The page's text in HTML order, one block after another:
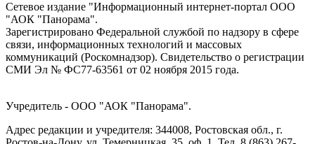
Сетевое издание "Информационный интернет-портал ООО
"АОК "Панорама".
Зарегистрировано Федеральной службой по надзору в сфере
связи, информационных технологий и массовых
коммуникаций (Роскомнадзор). Cвидетельство о регистрации
СМИ Эл № ФС77-63561 от 02 ноября 2015 года.
Учредитель - ООО "АОК "Панорама".
Адрес редакции и учредителя: 344008, Ростовская обл., г.